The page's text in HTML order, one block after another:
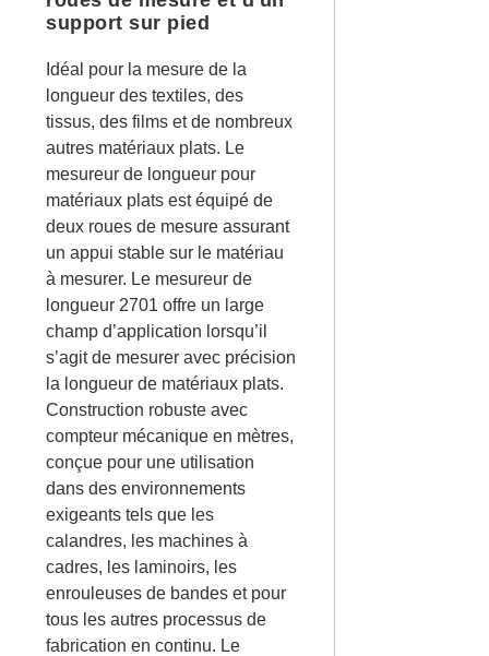
support sur pied
Idéal pour la mesure de la
longueur des textiles, des
tissus, des films et de nombreux
autres matériaux plats. Le
mesureur de longueur pour
matériaux plats est équipé de
deux roues de mesure assurant
un appui stable sur le matériau
à mesurer. Le mesureur de
longueur 2701 offre un large
champ d’application lorsqu’il
s’agit de mesurer avec précision
la longueur de matériaux plats.
Construction robuste avec
compteur mécanique en mètres,
conçue pour une utilisation
dans des environnements
exigeants tels que les
calandres, les machines à
cadres, les laminoirs, les
enrouleuses de bandes et pour
tous les autres processus de
fabrication en continu. Le